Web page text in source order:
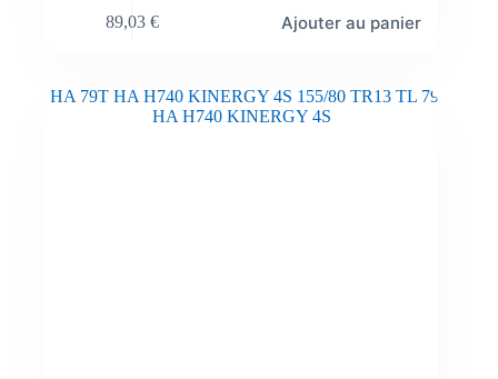
89,03 € Ajouter au panier